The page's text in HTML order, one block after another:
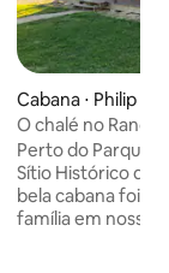
Cabana ⋅ Philip
O chalé no
Badlands, Dakota
Perto do Parque
Sítio Histórico do
bela cabana foi
família em nosso